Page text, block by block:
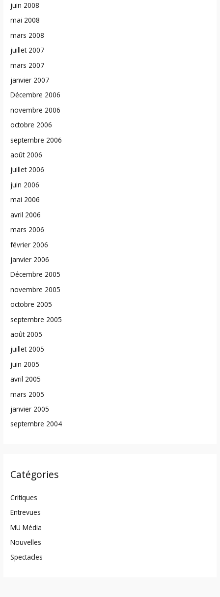
juin 2008
mai 2008
mars 2008
juillet 2007
mars 2007
janvier 2007
Décembre 2006
novembre 2006
octobre 2006
septembre 2006
août 2006
juillet 2006
juin 2006
mai 2006
avril 2006
mars 2006
février 2006
janvier 2006
Décembre 2005
novembre 2005
octobre 2005
septembre 2005
août 2005
juillet 2005
juin 2005
avril 2005
mars 2005
janvier 2005
septembre 2004
Catégories
Critiques
Entrevues
MU Média
Nouvelles
Spectacles